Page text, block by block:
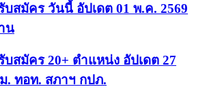
บสมัคร วันนี้ อัปเดต 01 พ.ค. 2569
น
บสมัคร 20+ ตำแหน่ง อัปเดต 27
. ทอท. สภาฯ กปภ.